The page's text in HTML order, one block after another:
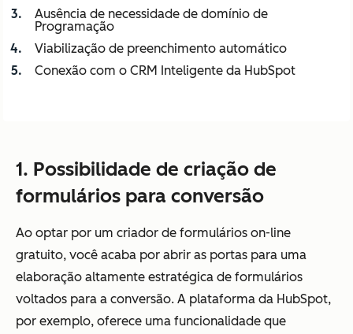
Ausência de necessidade de domínio de
Programação
Viabilização de preenchimento automático
Conexão com o CRM Inteligente da HubSpot
1. Possibilidade de criação de
formulários para conversão
Ao optar por um criador de formulários on-line
gratuito, você acaba por abrir as portas para uma
elaboração altamente estratégica de formulários
voltados para a conversão. A plataforma da HubSpot,
por exemplo, oferece uma funcionalidade que